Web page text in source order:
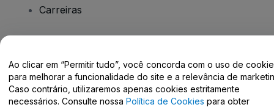
Carreiras
Centro de Ajuda / Fale Conosco
Ao clicar em “Permitir tudo”, você concorda com o uso de
para melhorar a funcionalidade do site e a relevância de
Caso contrário, utilizaremos apenas cookies estritamente
necessários. Consulte nossa Política de Cookies para obter